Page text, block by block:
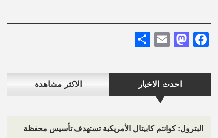
احدث الاخبار الاكثر مشاهدة
البترول: كوانتم كابيتال الأمريكية تستهدف تأسيس محفظة
Facebook
Mastodon
Email